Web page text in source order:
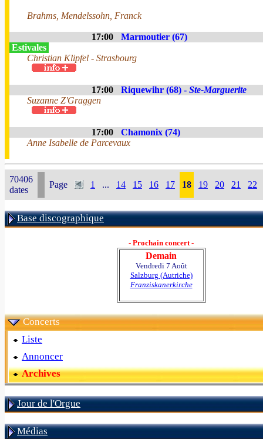
Brahms, Mendelssohn, Franck
17:00
Marmoutier (67)
Estivales
Christian Klipfel - Strasbourg
17:00 Riquewihr (68) - Ste-Marguerite
Suzanne Z'Graggen
17:00
Chamonix (74)
Anne Isabelle de Parcevaux
70406
dates
Page 1 ... 14 15 16 17 18 19 20 21 22
Base discographique
- Prochain concert -
Demain
Vendredi 7 Août
Salzburg (Autriche)
Franziskanerkirche
Concerts
Liste
Annoncer
Archives
Jour de l'Orgue
Médias